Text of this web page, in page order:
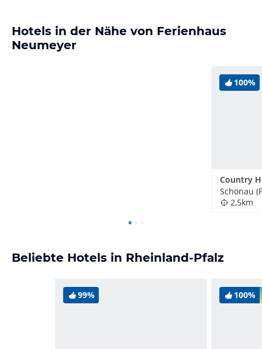
Hotels in der Nähe von Ferienhaus
Neumeyer
100%
Schönau
2,5km
Beliebte Hotels in Rheinland-Pfalz
99% 100%